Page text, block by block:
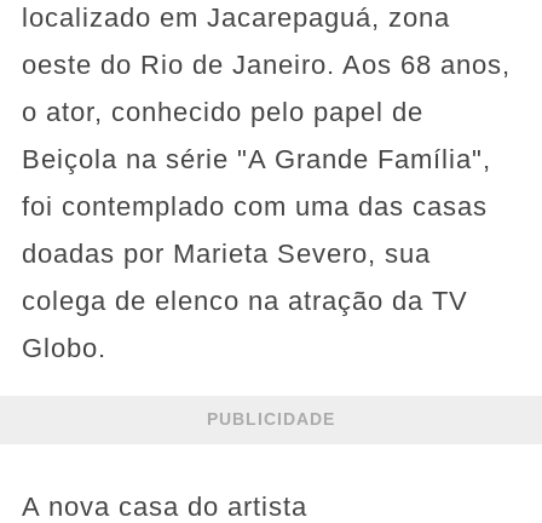
localizado em Jacarepaguá, zona
oeste do Rio de Janeiro. Aos 68 anos,
o ator, conhecido pelo papel de
Beiçola na série "A Grande Família",
foi contemplado com uma das casas
doadas por Marieta Severo, sua
colega de elenco na atração da TV
Globo.
PUBLICIDADE
A nova casa do artista